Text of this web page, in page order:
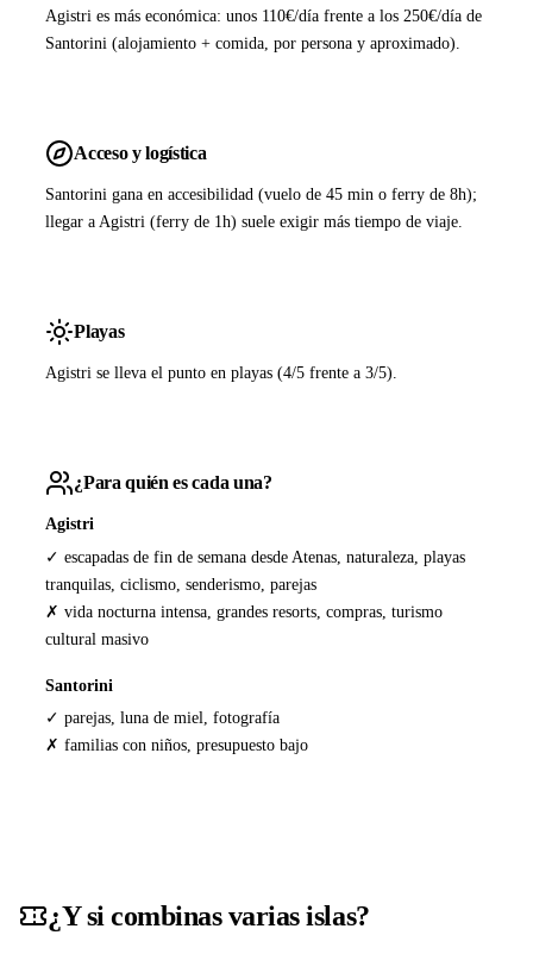
Agistri es más económica: unos 110€/día frente a los 250€/día de
Santorini (alojamiento + comida, por persona y aproximado).
Acceso y logística
Santorini gana en accesibilidad (vuelo de 45 min o ferry de 8h);
llegar a Agistri (ferry de 1h) suele exigir más tiempo de viaje.
Playas
Agistri se lleva el punto en playas (4/5 frente a 3/5).
¿Para quién es cada una?
Agistri
✓ escapadas de fin de semana desde Atenas, naturaleza, playas
tranquilas, ciclismo, senderismo, parejas
✗ vida nocturna intensa, grandes resorts, compras, turismo
cultural masivo
Santorini
✓ parejas, luna de miel, fotografía
✗ familias con niños, presupuesto bajo
¿Y si combinas varias islas?